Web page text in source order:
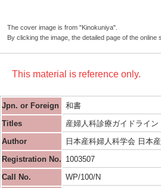
The cover image is from "Kinokuniya".
By clicking the image, the detailed page of the online
This material is reference only.
Jpn. or Foreign
和書
Titles
産婦人科診療ガイドライン
Author
日本産科婦人科学会 日本
Registration No. 1003507
Call No.
WP/100/N